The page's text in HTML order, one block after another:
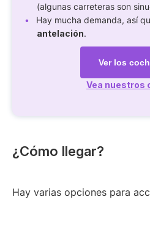
(algunas carreteras son
Hay mucha demanda, así
antelación.
Ver los
Vea nuestros
¿Cómo llegar?
Hay varias opciones para